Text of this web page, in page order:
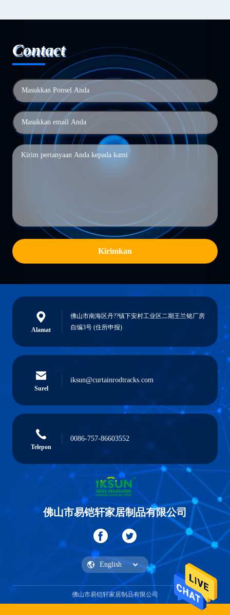
Contact
Kirimkan
Alamat
佛山市南海区丹??镇下安村工业区二期王兰铭厂房
自编3号 (住所申报)
Surel
iksun@curtainrodtracks.com
Telepon
0086-757-86603552
佛山市易铠轩家居制品有限公司
佛山市易铠轩家居制品有限公司